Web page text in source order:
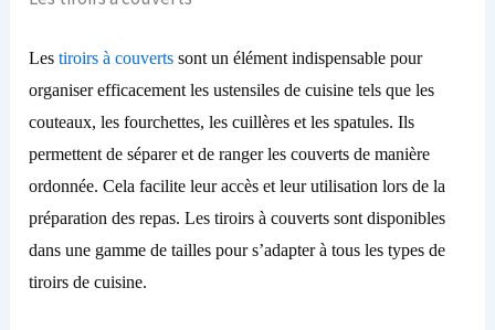
Les tiroirs à couverts sont un élémentindispensablepour
organiser efficacement les ustensiles de cuisine tels que les
couteaux, les fourchettes, les cuillères et les spatules. Ils
permettent de séparer et de ranger les couverts de manière
ordonnée. Cela facilite leur accès et leur utilisation lors de la
préparation des repas. Les tiroirs à couverts sont disponibles
dans une gamme de tailles pour s’adapter à tous les types de
tiroirs de cuisine.